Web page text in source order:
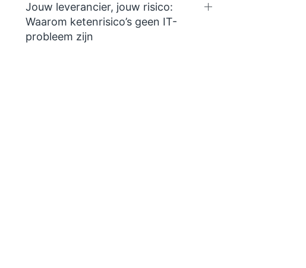
Jouw leverancier, jouw risico:
Waarom ketenrisico’s geen IT-
probleem zijn